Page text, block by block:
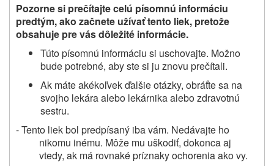
Pozorne si prečítajte celú písomnú informáciu
predtým, ako začnete užívaťtento liek, pretože
obsahuje pre vás dôležité informácie.
Túto písomnú informáciu si uschovajte. Možno
bude potrebné, aby ste si ju znovu prečítali.
Ak máte akékoľvek ďalšie otázky, obráťte sa na
svojho lekára alebo lekárnika alebo zdravotnú
sestru.
- Tento liek bol predpísaný iba vám. Nedávajte ho
nikomu inému. Môže mu uškodiť, dokonca aj
vtedy, ak má rovnaké príznaky ochorenia ako vy.